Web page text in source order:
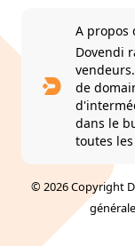
A propos
Dovendi
de
dans le
toutes
© 2026 Copyright